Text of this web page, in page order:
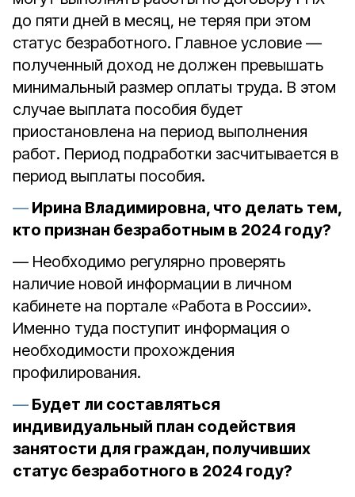
до пяти дней в месяц, не теряя при этом
статус безработного. Главное условие —
полученный доход не должен превышать
минимальный размер оплаты труда. В этом
случае выплата пособия будет
приостановлена на период выполнения
работ. Период подработки засчитывается в
период выплаты пособия.
Ирина Владимировна, что делать тем,
кто признан безработным в 2024 году?
— Необходимо регулярно проверять
наличие новой информации в личном
кабинете на портале «Работа в России».
Именно туда поступит информация о
необходимости прохождения
профилирования.
Будет ли составляться
индивидуальный план содействия
занятости для граждан, получивших
статус безработного в 2024 году?